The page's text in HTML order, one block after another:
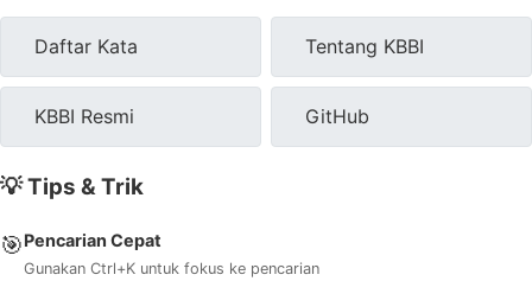
Daftar Kata Tentang KBBI
KBBI Resmi GitHub
💡 Tips & Trik
🎯Pencarian Cepat
Gunakan Ctrl+K untuk fokus ke pencarian